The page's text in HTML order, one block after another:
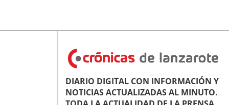
DIARIO DIGITAL CON INFORMACIÓN Y
NOTICIAS ACTUALIZADAS AL MINUTO.